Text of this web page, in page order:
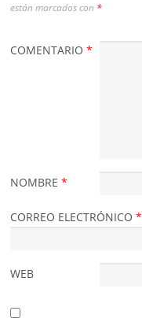
están marcados con *
COMENTARIO*
NOMBRE*
CORREO ELECTRÓNICO*
WEB